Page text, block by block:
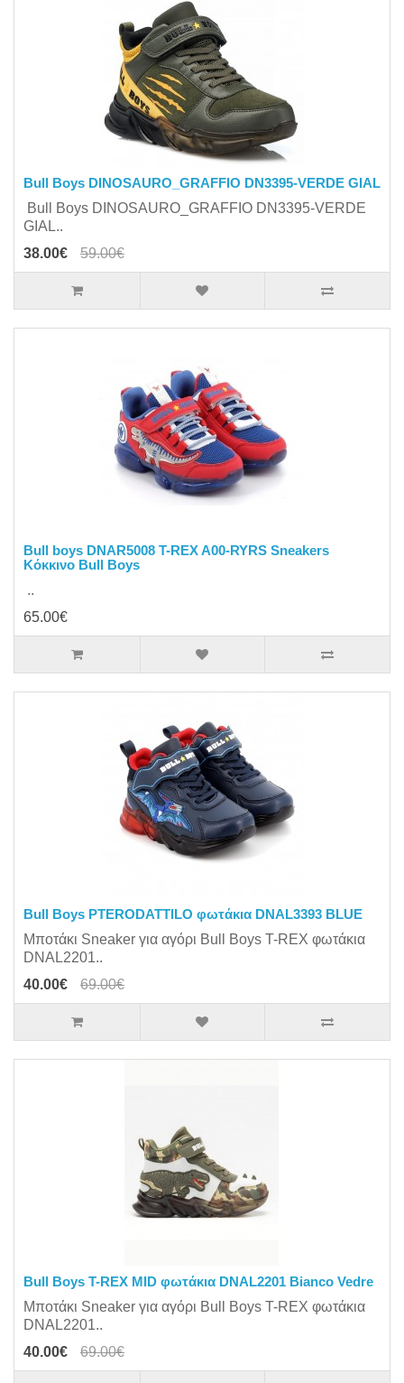
Bull Boys DINOSAURO_GRAFFIO DN3395-VERDE GIAL
Bull Boys DINOSAURO_GRAFFIO DN3395-VERDE
GIAL..
38.00€
59.00€
Bull boys DNAR5008 T-REX A00-RYRS Sneakers
Κόκκινο Bull Boys
..
65.00€
Bull Boys PTERODATTILO φωτάκια DNAL3393 BLUE
Μποτάκι Sneaker για αγόρι Bull Boys T-REX φωτάκια
DΝΑL2201..
40.00€
69.00€
Bull Boys T-REX MID φωτάκια DΝΑL2201 Bianco Vedre
Μποτάκι Sneaker για αγόρι Bull Boys T-REX φωτάκια
DΝΑL2201..
40.00€
69.00€